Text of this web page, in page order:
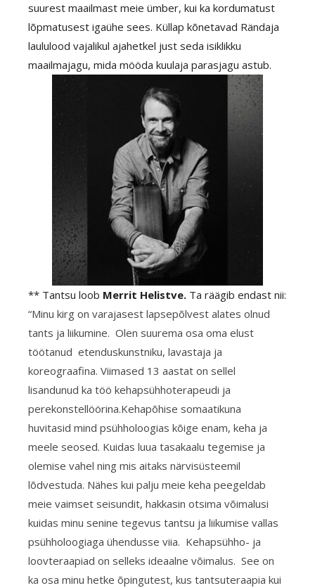
suurest maailmast meie ümber, kui ka kordumatust
lõpmatusest igaühe sees. Küllap kõnetavad Rändaja
laululood vajalikul ajahetkel just seda isiklikku
maailmajagu, mida mööda kuulaja parasjagu astub.
** Tantsu loob Merrit Helistve. Ta räägib endast nii:
“Minu kirg on varajasest lapsepõlvest alates olnud
tants ja liikumine. Olen suurema osa oma elust
töötanud etenduskunstniku, lavastaja ja
koreograafina. Viimased 13 aastat on sellel
lisandunud ka töö kehapsühhoterapeudi ja
perekonstellöörina.Kehapõhise somaatikuna
huvitasid mind psühholoogias kõige enam, keha ja
meele seosed. Kuidas luua tasakaalu tegemise ja
olemise vahel ning mis aitaks närvisüsteemil
lõdvestuda. Nähes kui palju meie keha peegeldab
meie vaimset seisundit, hakkasin otsima võimalusi
kuidas minu senine tegevus tantsu ja liikumise vallas
psühholoogiaga ühendusse viia. Kehapsühho- ja
loovteraapiad on selleks ideaalne võimalus. See on
ka osa minu hetke õpingutest, kus tantsuteraapia kui